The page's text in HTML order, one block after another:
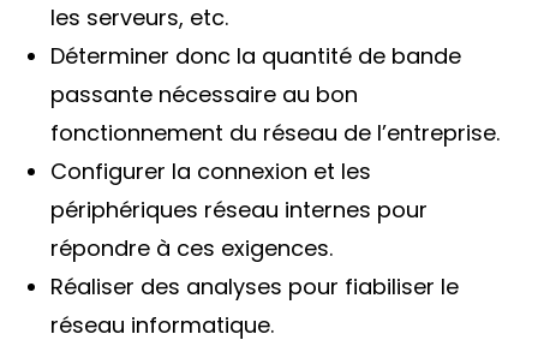
les serveurs, etc.
Déterminer donc la quantité de bande
passante nécessaire au bon
fonctionnement du réseau de l’entreprise.
Configurer la connexion et les
périphériques réseau internes pour
répondre à ces exigences.
Réaliser des analyses pour fiabiliser le
réseau informatique.